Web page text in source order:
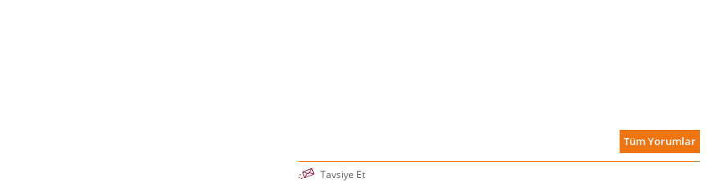
Tüm Yorumlar
Tavsiye Et